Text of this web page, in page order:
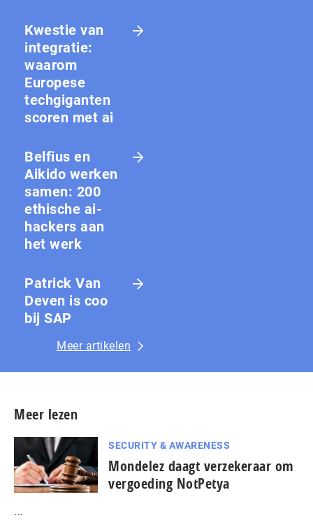
Kwestie van
integratie:
waarom
Europese
techgiganten
scoren met ai
Belfius en
Aikido werken
samen: 200
ethische ai-
hackers aan
het werk
Patrick Van
Deven is coo
bij SAP
Meer artikelen
Meer lezen
SECURITY & AWARENESS
Mondelez daagt verzekeraar om
vergoeding NotPetya
...